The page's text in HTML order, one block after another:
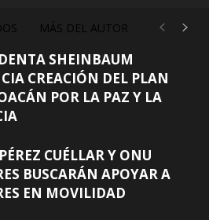
MÁS DEL AUTOR
SHEINBAUM
CREACIÓN DEL PLAN
POR LA PAZ Y LA
CUÉLLAR Y ONU
BUSCARÁN APOYAR A
EN MOVILIDAD